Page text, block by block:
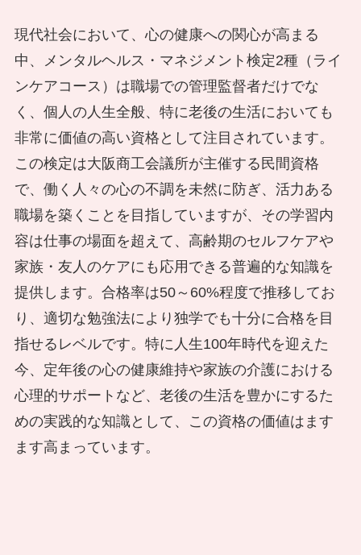
現代社会において、心の健康への関心が高まる
中、メンタルヘルス・マネジメント検定2種（ライ
ンケアコース）は職場での管理監督者だけでな
く、個人の人生全般、特に老後の生活においても
非常に価値の高い資格として注目されています。
この検定は大阪商工会議所が主催する民間資格
で、働く人々の心の不調を未然に防ぎ、活力ある
職場を築くことを目指していますが、その学習内
容は仕事の場面を超えて、高齢期のセルフケアや
家族・友人のケアにも応用できる普遍的な知識を
提供します。合格率は50～60%程度で推移してお
り、適切な勉強法により独学でも十分に合格を目
指せるレベルです。特に人生100年時代を迎えた
今、定年後の心の健康維持や家族の介護における
心理的サポートなど、老後の生活を豊かにするた
めの実践的な知識として、この資格の価値はます
ます高まっています。